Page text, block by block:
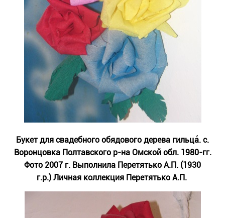
Букет для свадебного обядового дерева гильца́. с.
Воронцовка Полтавского р-на Омской обл. 1980-гг.
Фото 2007 г. Выполнила Перетятько А.П. (1930
г.р.) Личная коллекция Перетятько А.П.